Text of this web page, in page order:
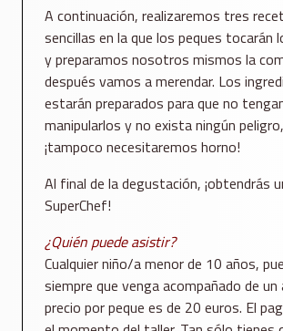
A continuación, realizaremos tres
sencillas en la que los peques tocarán
y preparamos nosotros mismos la
después vamos a merendar. Los
estarán preparados para que no
manipularlos y no exista ningún
¡tampoco necesitaremos horno!
Al final de la degustación, ¡obtendrás
SuperChef!
¿Quién puede asistir?
Cualquier niño/a menor de 10 años,
siempre que venga acompañado de un
precio por peque es de 20 euros. El